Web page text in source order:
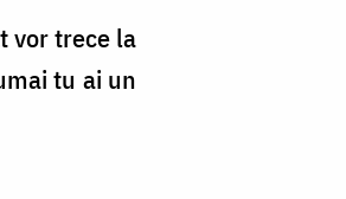
vor trece la
tu ai un